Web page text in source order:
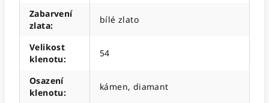
Zabarvení
zlata:
bílé zlato
Velikost
klenotu:
54
Osazení
klenotu:
kámen, diamant